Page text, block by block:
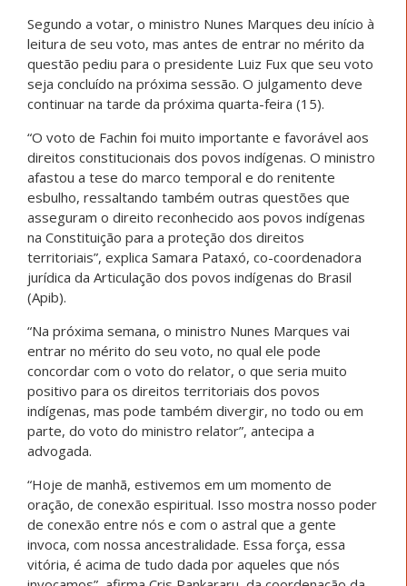
Segundo a votar, o ministro Nunes Marques deu início à
leitura de seu voto, mas antes de entrar no mérito da
questão pediu para o presidente Luiz Fux que seu voto
seja concluído na próxima sessão. O julgamento deve
continuar na tarde da próxima quarta-feira (15).
“O voto de Fachin foi muito importante e favorável aos
direitos constitucionais dos povos indígenas. O ministro
afastou a tese do marco temporal e do renitente
esbulho, ressaltando também outras questões que
asseguram o direito reconhecido aos povos indígenas
na Constituição para a proteção dos direitos
territoriais”, explica Samara Pataxó, co-coordenadora
jurídica da Articulação dos povos indígenas do Brasil
(Apib).
“Na próxima semana, o ministro Nunes Marques vai
entrar no mérito do seu voto, no qual ele pode
concordar com o voto do relator, o que seria muito
positivo para os direitos territoriais dos povos
indígenas, mas pode também divergir, no todo ou em
parte, do voto do ministro relator”, antecipa a
advogada.
“Hoje de manhã, estivemos em um momento de
oração, de conexão espiritual. Isso mostra nosso poder
de conexão entre nós e com o astral que a gente
invoca, com nossa ancestralidade. Essa força, essa
vitória, é acima de tudo dada por aqueles que nós